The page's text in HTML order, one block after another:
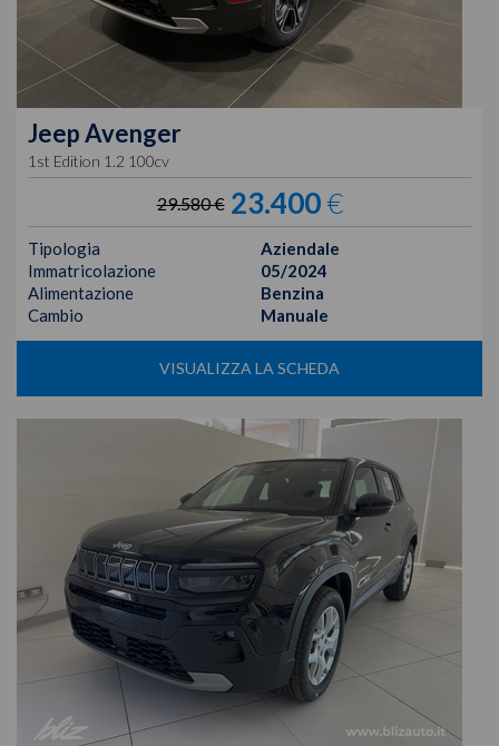
JeepAvenger
1st Edition 1.2 100cv
29.580 € 23.400€
Tipologia
Aziendale
Immatricolazione
05/2024
Alimentazione
Benzina
Cambio
Manuale
VISUALIZZA LA SCHEDA